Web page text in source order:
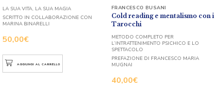
50,00€
LA SUA VITA, LA SUA MAGIA
SCRITTO IN COLLABORAZIONE CON
MARINA BINARELLI
AGGIUNGI AL CARRELLO
Cold reading e mentalismo con i
Tarocchi
40,00€
FRANCESCO BUSANI
METODO COMPLETO PER
L’INTRATTENIMENTO PSICHICO E LO
SPETTACOLO
PREFAZIONE DI FRANCESCO MARIA
MUGNAI